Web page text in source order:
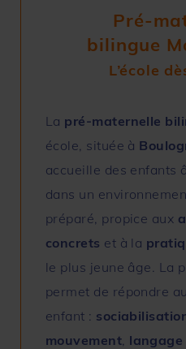
Pré-
bilingue
L’école
La pré-maternelle
école, située à
accueille des enfants
dans un
préparé, propice aux
concrets et à la
le plus jeune âge. La
permet de répondre
enfant :
mouvement langage